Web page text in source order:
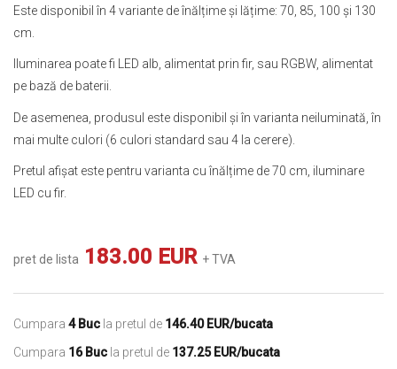
Este disponibil în 4 variante de înălțime și lățime: 70, 85, 100 și 130
cm.
Iluminarea poate fi LED alb, alimentat prin fir, sau RGBW, alimentat
pe bază de baterii.
De asemenea, produsul este disponibil și în varianta neiluminată, în
mai multe culori (6 culori standard sau 4 la cerere).
Pretul afișat este pentru varianta cu înălțime de 70 cm, iluminare
LED cu fir.
pret de lista 183.00 EUR + TVA
Cumpara 4 Buc la pretul de 146.40 EUR/bucata
Cumpara 16 Buc la pretul de 137.25 EUR/bucata